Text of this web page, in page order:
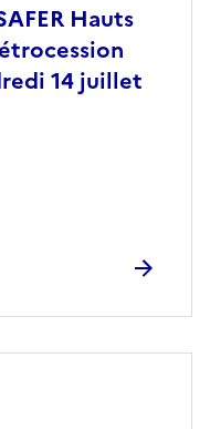
Hauts
14 juillet